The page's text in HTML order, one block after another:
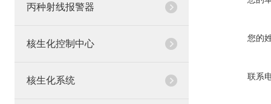
丙种射线报警器
核生化控制中心
核生化系统
您的
联系